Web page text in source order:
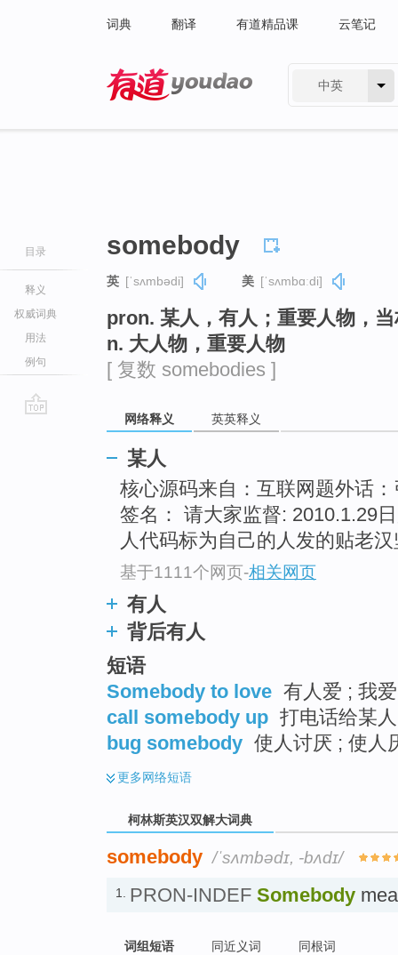
词典 翻译 有道精品课 云笔记
中英
目录
释义
权威词典
用法
例句
somebody
英 [ˈsʌmbədi] 美 [ˈsʌmbɑːdi]
pron. 某人，有人；重要人物，
n. 大人物，重要人物
[ 复数 somebodies ]
网络释义 英英释义
某人
核心源码来自：互联网题外话
签名： 请大家监督: 2010.1.29
人代码标为自己的人发的贴老
基于1111个网页-相关网页
有人
背后有人
短语
Somebody to love 有人爱 ; 我
call somebody up 打电话给某
bug somebody 使人讨厌 ; 使人
更多网络短语
柯林斯英汉双解大词典
somebody /ˈsʌmbədɪ, -bʌdɪ/
1. PRON-INDEF Somebody
词组短语 同近义词 同根词